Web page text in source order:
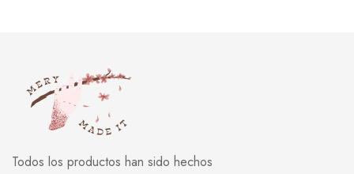
Todos los productos han sido hechos